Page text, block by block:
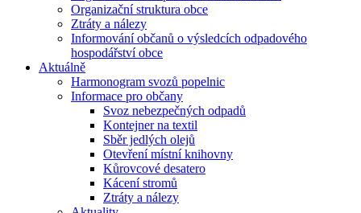
Organizační struktura obce
Ztráty a nálezy
Informování občanů o výsledcích odpadového
hospodářství obce
Aktuálně
Harmonogram svozů popelnic
Informace pro občany
Svoz nebezpečných odpadů
Kontejner na textil
Sběr jedlých olejů
Otevření místní knihovny
Kůrovcové desatero
Kácení stromů
Ztráty a nálezy